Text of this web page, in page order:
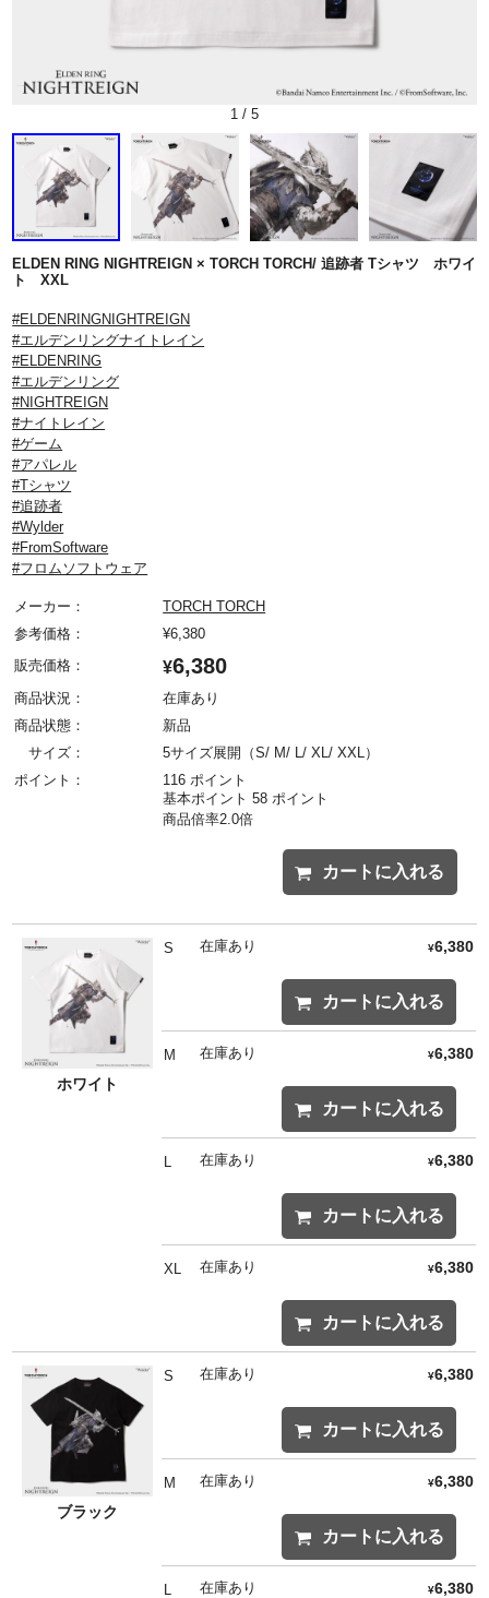
1 / 5
ELDEN RING NIGHTREIGN × TORCH TORCH/ 追跡者 Tシャツ ホワイ
ト XXL
#ELDENRINGNIGHTREIGN
#エルデンリングナイトレイン
#ELDENRING
#エルデンリング
#NIGHTREIGN
#ナイトレイン
#ゲーム
#アパレル
#Tシャツ
#追跡者
#Wylder
#FromSoftware
#フロムソフトウェア
メーカー：
TORCH TORCH
参考価格：
¥6,380
販売価格：
¥6,380
商品状況：
在庫あり
商品状態：
新品
サイズ：
5サイズ展開（S/ M/ L/ XL/ XXL）
ポイント：
116 ポイント
基本ポイント 58 ポイント
商品倍率2.0倍
カートに入れる
ホワイト
S 在庫あり ¥6,380
カートに入れる
M 在庫あり ¥6,380
カートに入れる
在庫あり ¥6,380
カートに入れる
XL 在庫あり ¥6,380
カートに入れる
ブラック
S 在庫あり ¥6,380
カートに入れる
M 在庫あり ¥6,380
カートに入れる
在庫あり ¥6,380